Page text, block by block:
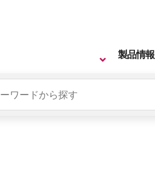
製品情報